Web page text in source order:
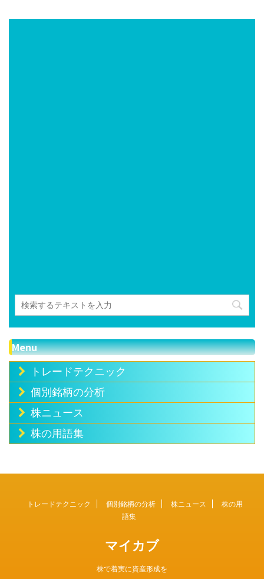
Menu
トレードテクニック
個別銘柄の分析
株ニュース
株の用語集
トレードテクニック 個別銘柄の分析 株ニュース
株の用
語集
マイカブ
株で着実に資産形成を